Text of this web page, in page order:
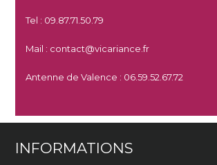
Tel : 09.87.71.50.79
Mail : contact@vicariance.fr
Antenne de Valence : 06.59.52.67.72
INFORMATIONS